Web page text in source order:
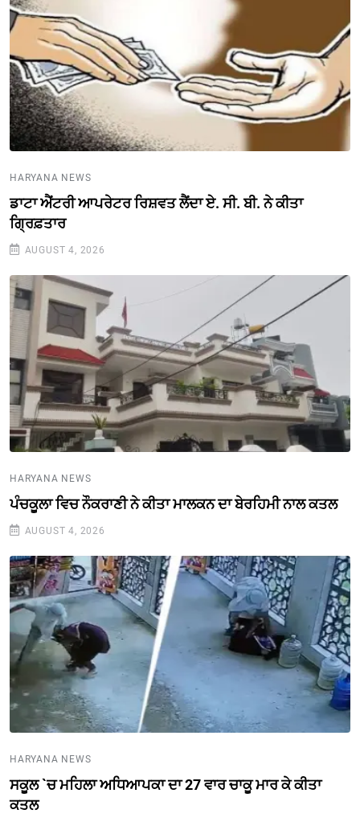
HARYANA NEWS
ਡਾਟਾ ਐਂਟਰੀ ਆਪਰੇਟਰ ਰਿਸ਼ਵਤ ਲੈਂਦਾ ਏ. ਸੀ. ਬੀ. ਨੇ ਕੀਤਾ
ਗ੍ਰਿਫ਼ਤਾਰ
AUGUST 4, 2026
HARYANA NEWS
ਪੰਚਕੂਲਾ ਵਿਚ ਨੌਕਰਾਣੀ ਨੇ ਕੀਤਾ ਮਾਲਕਨ ਦਾ ਬੇਰਹਿਮੀ ਨਾਲ ਕਤਲ
AUGUST 4, 2026
HARYANA NEWS
ਸਕੂਲ `ਚ ਮਹਿਲਾ ਅਧਿਆਪਕਾ ਦਾ 27 ਵਾਰ ਚਾਕੂ ਮਾਰ ਕੇ ਕੀਤਾ
ਕਤਲ